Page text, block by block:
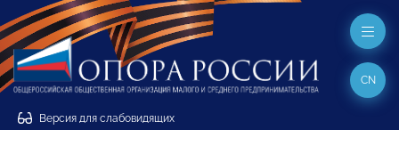
Версия для слабовидящих
CN